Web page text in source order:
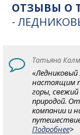
ОТЗЫВЫ О
-
Татьяна
настоящим
горы, свежий
природой.
компании и
Подробнее>